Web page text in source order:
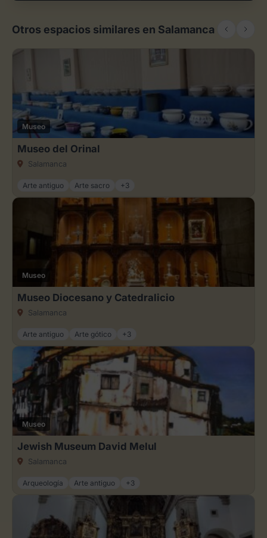
Otros espacios similares en Salamanca
Museo
Museo del Orinal
Salamanca
Arte antiguo Arte sacro +3
Museo
Museo Diocesano y Catedralicio
Salamanca
Arte antiguo Arte gótico +3
Museo
Jewish Museum David Melul
Salamanca
Arqueología Arte antiguo +3